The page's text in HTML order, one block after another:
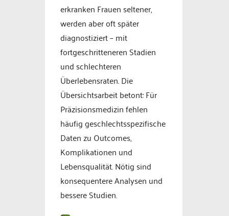
erkranken Frauen seltener,
werden aber oft später
diagnostiziert – mit
fortgeschritteneren Stadien
und schlechteren
Überlebensraten. Die
Übersichtsarbeit betont: Für
Präzisionsmedizin fehlen
häufig geschlechtsspezifische
Daten zu Outcomes,
Komplikationen und
Lebensqualität. Nötig sind
konsequentere Analysen und
bessere Studien.